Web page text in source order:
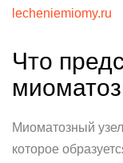
lecheniemiomy.ru
Что
Миоматозный
которое